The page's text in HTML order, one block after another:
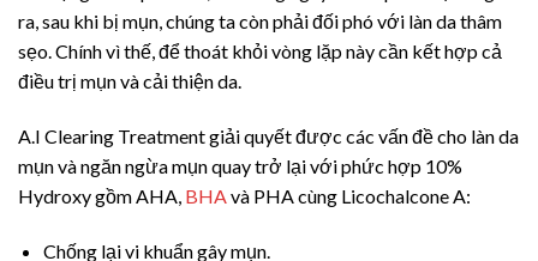
ra, sau khi bị mụn, chúng ta còn phải đối phó với làn da thâm
sẹo. Chính vì thế, để thoát khỏi vòng lặp này cần kết hợp cả
điều trị mụn và cải thiện da.
A.I Clearing Treatment giải quyết được các vấn đề cho làn da
mụn và ngăn ngừa mụn quay trở lại với phức hợp 10%
Hydroxy gồm AHA, BHAvà PHA cùng Licochalcone A:
Chống lại vi khuẩn gây mụn.